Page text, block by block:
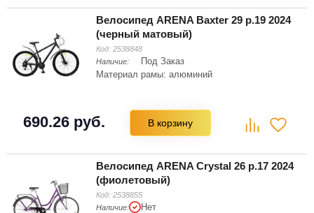
Велосипед ARENA Baxter 29 р.19 2024
(черный матовый)
Код: 2538848
Наличие:
Под Заказ
Материал рамы: алюминий
690.26 руб. В корзину
Велосипед ARENA Crystal 26 р.17 2024
(фиолетовый)
Код: 2538855
Наличие:
Нет